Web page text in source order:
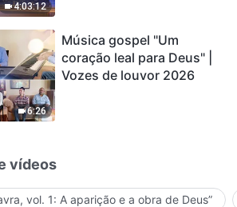
4:03:12
6:26
Música gospel "Um
coração leal para Deus" |
Vozes de louvor 2026
vídeos
vol. 1: A aparição e a obra de Deus”